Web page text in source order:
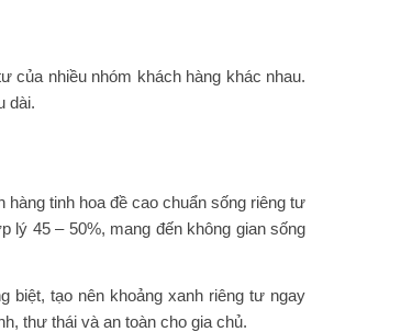
của nhiều nhóm khách hàng khác nhau.
dài.
tinh hoa đề cao chuẩn sống riêng tư
lý 45 – 50%, mang đến không gian sống
tạo nên khoảng xanh riêng tư ngay
thư thái và an toàn cho gia chủ.